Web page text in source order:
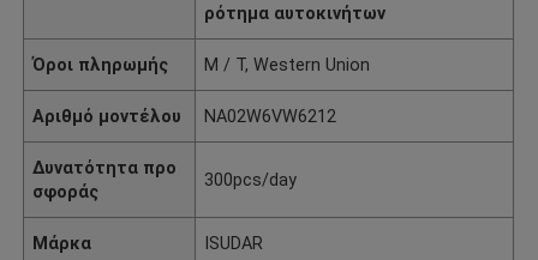
ρότημα αυτοκινήτων
Όροι πληρωμής Μ / Τ, Western Union
Αριθμό μοντέλου NA02W6VW6212
Δυνατότητα προ
σφοράς
300pcs/day
Μάρκα ISUDAR